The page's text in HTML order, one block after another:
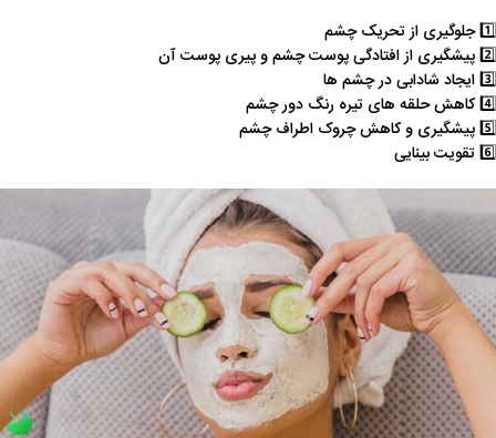
1️⃣ جلوگیری از تحریک چشم
2️⃣ پیشگیری از افتادگی پوست چشم و پیری پوست آن
3️⃣ ایجاد شادابی در چشم ها
4️⃣ کاهش حلقه های تیره رنگ دور چشم
5️⃣ پیشگیری و کاهش چروک اطراف چشم
6️⃣ تقویت بینایی